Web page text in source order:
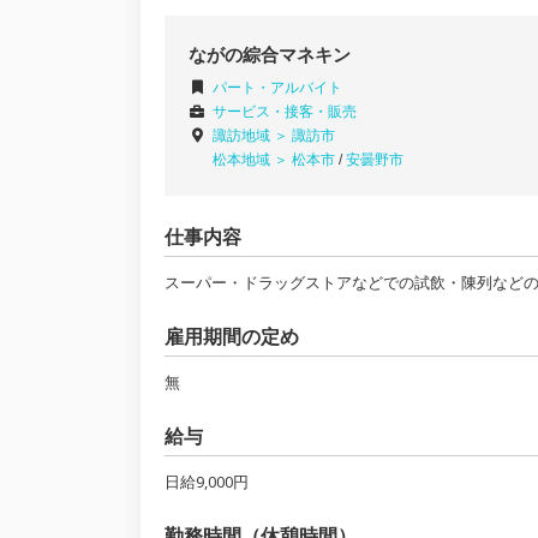
ながの綜合マネキン
パート・アルバイト
サービス・接客・販売
諏訪地域 ＞ 諏訪市
松本地域 ＞ 松本市 /安曇野市
仕事内容
スーパー・ドラッグストアなどでの試飲・陳列など
雇用期間の定め
無
給与
日給9,000円